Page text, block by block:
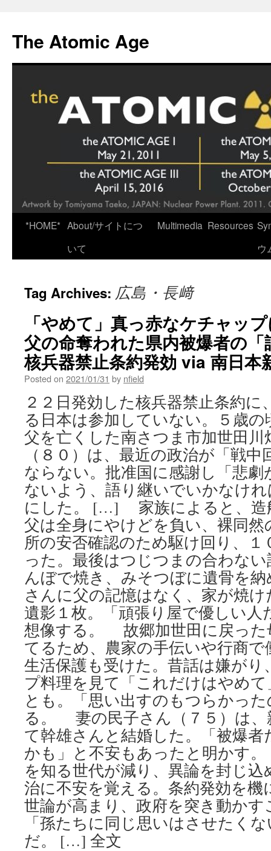
content
The Atomic Age
*HOME* About/サイトにつ
いて
Multimedia Resources
ウ
Tag Archives: 広島・長﨑
「やめて」真っ赤なケチャッ
父の命奪われた県内被爆者の
核兵器禁止条約発効 via 南日本
Posted on 2021/01/31 by nfield
２２日発効した核兵器禁止条約に
る日本は参加していない。５歳
父を亡くした南さつま市加世田川
（８０）は、最近の政治が「戦
ならない。批准国に感謝し「悲
ないよう、語り継いでいかなけ
にした。 […] 家族によると、造
父は全身にやけどを負い、裸同
所の安否確認のため駆け回り、
った。最後はつじつまの合わな
んぼで焼き、みそつぼに遺骨を
さんに父の記憶はなく、家が焼
遺影１枚。「頑張り屋で優しい
想像する。 故郷加世田に戻った
てるため、農家の手伝いや行商
生活保護も受けた。昔話は嫌が
プ料理を見て「これだけはやめ
とも。「思い出すのもつらかっ
る。 妻の民子さん（７５）は、
て幹雄さんと結婚した。「被爆
かも」と不安もあったと明かす
を知る世代が減り、異論を封じ
治に不安を覚える。条約発効を機
世論が高まり、政府を突き動か
「孫たちに同じ思いはさせたく
だ。 […] 全文